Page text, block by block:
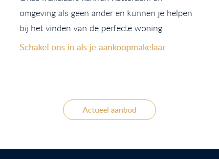
omgeving als geen ander en kunnen je helpen
bij het vinden van de perfecte woning.
Schakel ons in als je aankoopmakelaar
Actueel aanbod